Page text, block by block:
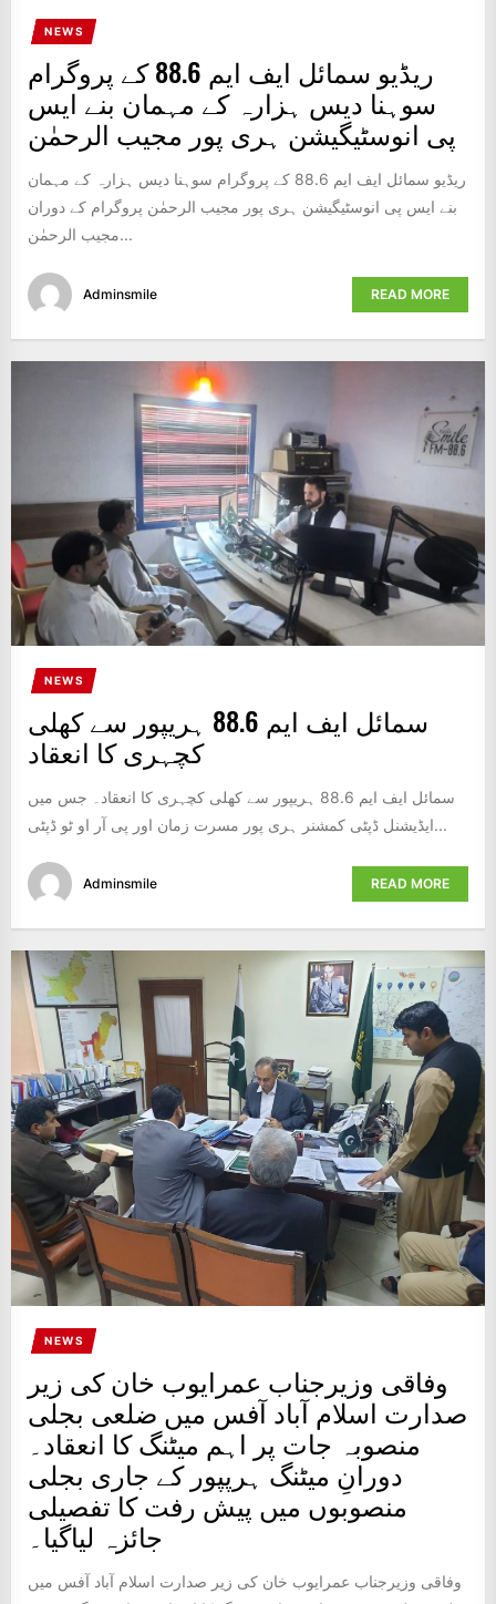
NEWS
ریڈیو سمائل ایف ایم 88.6 کے پروگرام
سوہنا دیس ہزارہ کے مہمان بنے ایس
پی انوسٹیگیشن ہری پور مجیب الرحمٰن
ریڈیو سمائل ایف ایم 88.6 کے پروگرام سوہنا دیس ہزارہ کے مہمان
بنے ایس پی انوسٹیگیشن ہری پور مجیب الرحمٰن پروگرام کے دوران
مجیب الرحمٰن...
Adminsmile READ MORE
NEWS
سمائل ایف ایم 88.6 ہریپور سے کھلی
کچہری کا انعقاد
سمائل ایف ایم 88.6 ہریپور سے کھلی کچہری کا انعقاد۔ جس میں
ایڈیشنل ڈپٹی کمشنر ہری پور مسرت زمان اور پی آر او ٹو ڈپٹی...
Adminsmile READ MORE
NEWS
وفاقی وزیرجناب عمرایوب خان کی زیر
صدارت اسلام آباد آفس میں ضلعی بجلی
منصوبہ جات پر اہم میٹنگ کا انعقاد۔
دورانِ میٹنگ ہرپپور کے جاری بجلی
منصوبوں میں پیش رفت کا تفصیلی
جائزہ لیاگیا۔
وفاقی وزیرجناب عمرایوب خان کی زیر صدارت اسلام آباد آفس میں